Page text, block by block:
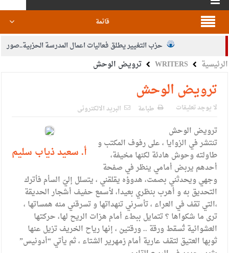
قائمة
حزب التغيير يطلق فعاليات اعمال المدرسة الحزبية..صور
الجيش يفتح باب التجنيد لحملة البكالوريوس في الحقوق والقانون
بيان اجتماع عمّان:دعم الوصاية الهاشمية التاريخية على المقدسات
الإسلامية والمسيحية
النواب يقر مشروع تعديل قانون الملكية العقارية
القاضي يلتقي رؤساء تحرير الصحف اليومية ويؤكد حرص مجلس
النواب على شراكة فاعلة مع الإعلام
دعوة المكلفين بخدمة العلم (الدفعة الثالثة) إلى مراجعة منصة خدمة
العلم
الملك يلتقي مجموعة من رفاق السلاح
الرئيسية WRITERS ترويض الوحش
ترويض الوحش
لا يوجد تعليقات طباعة البريد الالكترونى
أ. سعيد ذياب سليم
ترويض الوحش
تنتشر في الزوايا ، على رفوف المكتب و
طاولته وحوش هادئة لكنها مخيفة،
أحدهم يربض أمامي ينظر في صفحة
وجهي ويحدثني بصمت، هدوؤه يقلقني ، يتسلل إليّ السأم فأترك
التحديق به و أهرب بنظري بعيدا، لأسمع حفيف أشجار الحديقة
،التي تقف في العراء ، تأسرني تنهداتها و تسرقني منه همساتها ،
ترى ما شكواها ؟ تتمايل ببطء أمام هزات الريح لها، حركتها
العشوائية تُسقط ورقة .. ورقتين ، إنها رياح الخريف تزيل عنها
ثوبها العتيق لتقف عارية أمام زمهرير الشتاء ، ثم يأتي “أدونيس”